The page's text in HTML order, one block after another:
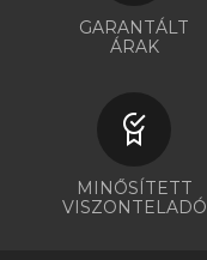
GARANTÁLT
ÁRAK
MINŐSÍTETT
VISZONTELADÓ